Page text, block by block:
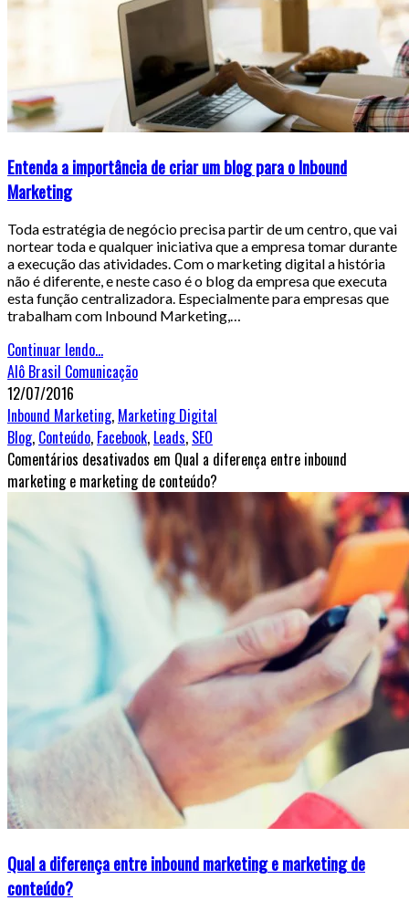
Entenda a importância de criar um blog para o Inbound
Marketing
Toda estratégia de negócio precisa partir de um centro, que vai
nortear toda e qualquer iniciativa que a empresa tomar durante
a execução das atividades. Com o marketing digital a história
não é diferente, e neste caso é o blog da empresa que executa
esta função centralizadora. Especialmente para empresas que
trabalham com Inbound Marketing,…
Continuar lendo...
Alô Brasil Comunicação
12/07/2016
Inbound Marketing, Marketing Digital
Blog, Conteúdo, Facebook, Leads, SEO
Comentários desativados em Qual a diferença entre inbound
marketing e marketing de conteúdo?
Qual a diferença entre inbound marketing e marketing de
conteúdo?